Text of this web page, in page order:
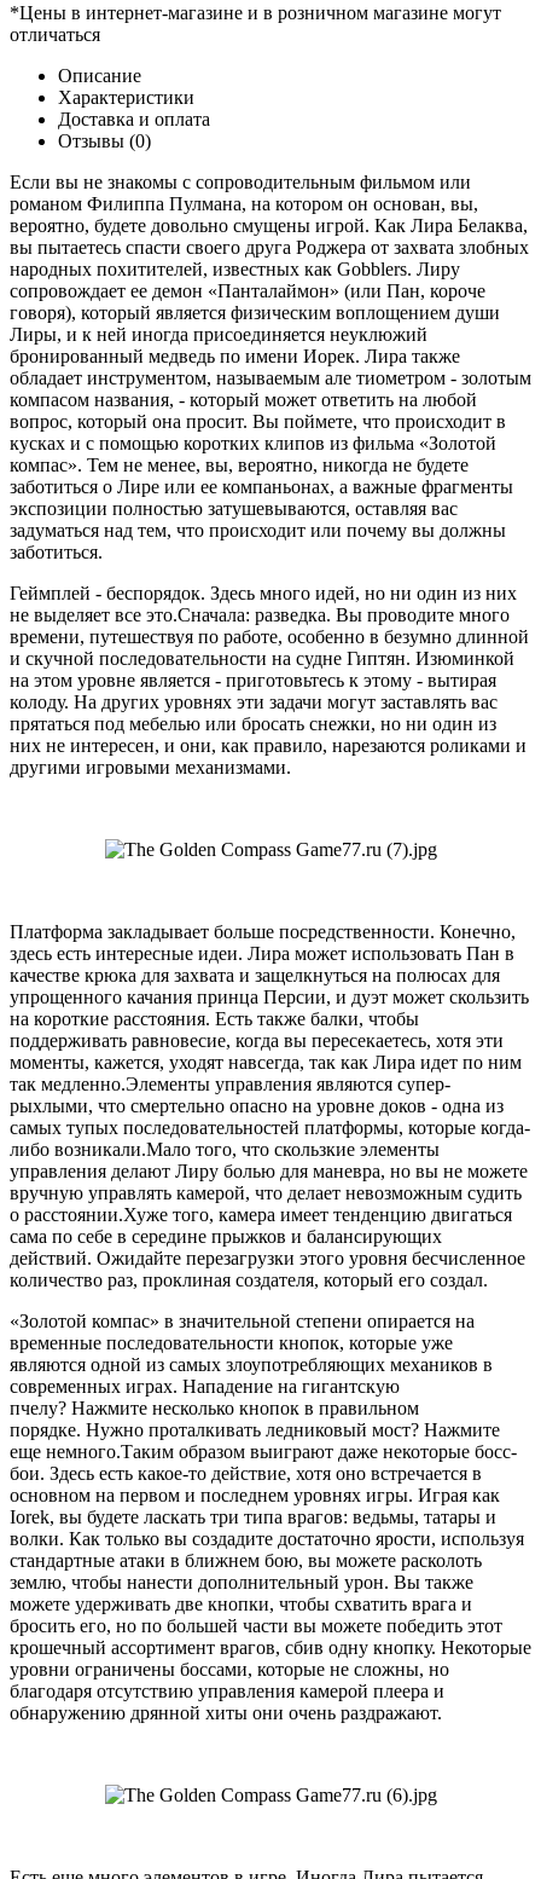
*Цены в интернет-магазине и в розничном магазине могут
отличаться
Описание
Характеристики
Доставка и оплата
Отзывы (0)
Если вы не знакомы с сопроводительным фильмом или
романом Филиппа Пулмана, на котором он основан, вы,
вероятно, будете довольно смущены игрой. Как Лира Белаква,
вы пытаетесь спасти своего друга Роджера от захвата злобных
народных похитителей, известных как Gobblers. Лиру
сопровождает ее демон «Панталаймон» (или Пан, короче
говоря), который является физическим воплощением души
Лиры, и к ней иногда присоединяется неуклюжий
бронированный медведь по имени Иорек. Лира также
обладает инструментом, называемым але тиометром - золотым
компасом названия, - который может ответить на любой
вопрос, который она просит. Вы поймете, что происходит в
кусках и с помощью коротких клипов из фильма «Золотой
компас». Тем не менее, вы, вероятно, никогда не будете
заботиться о Лире или ее компаньонах, а важные фрагменты
экспозиции полностью затушевываются, оставляя вас
задуматься над тем, что происходит или почему вы должны
заботиться.
Геймплей - беспорядок. Здесь много идей, но ни один из них
не выделяет все это.Сначала: разведка. Вы проводите много
времени, путешествуя по работе, особенно в безумно длинной
и скучной последовательности на судне Гиптян. Изюминкой
на этом уровне является - приготовьтесь к этому - вытирая
колоду. На других уровнях эти задачи могут заставлять вас
прятаться под мебелью или бросать снежки, но ни один из
них не интересен, и они, как правило, нарезаются роликами и
другими игровыми механизмами.
Платформа закладывает больше посредственности. Конечно,
здесь есть интересные идеи. Лира может использовать Пан в
качестве крюка для захвата и защелкнуться на полюсах для
упрощенного качания принца Персии, и дуэт может скользить
на короткие расстояния. Есть также балки, чтобы
поддерживать равновесие, когда вы пересекаетесь, хотя эти
моменты, кажется, уходят навсегда, так как Лира идет по ним
так медленно.Элементы управления являются супер-
рыхлыми, что смертельно опасно на уровне доков - одна из
самых тупых последовательностей платформы, которые когда-
либо возникали.Мало того, что скользкие элементы
управления делают Лиру болью для маневра, но вы не можете
вручную управлять камерой, что делает невозможным судить
о расстоянии.Хуже того, камера имеет тенденцию двигаться
сама по себе в середине прыжков и балансирующих
действий. Ожидайте перезагрузки этого уровня бесчисленное
количество раз, проклиная создателя, который его создал.
«Золотой компас» в значительной степени опирается на
временные последовательности кнопок, которые уже
являются одной из самых злоупотребляющих механиков в
современных играх. Нападение на гигантскую
пчелу? Нажмите несколько кнопок в правильном
порядке. Нужно проталкивать ледниковый мост? Нажмите
еще немного.Таким образом выиграют даже некоторые босс-
бои. Здесь есть какое-то действие, хотя оно встречается в
основном на первом и последнем уровнях игры. Играя как
Iorek, вы будете ласкать три типа врагов: ведьмы, татары и
волки. Как только вы создадите достаточно ярости, используя
стандартные атаки в ближнем бою, вы можете расколоть
землю, чтобы нанести дополнительный урон. Вы также
можете удерживать две кнопки, чтобы схватить врага и
бросить его, но по большей части вы можете победить этот
крошечный ассортимент врагов, сбив одну кнопку. Некоторые
уровни ограничены боссами, которые не сложны, но
благодаря отсутствию управления камерой плеера и
обнаружению дрянной хиты они очень раздражают.